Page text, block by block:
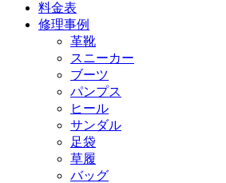
料金表
修理事例
革靴
スニーカー
ブーツ
パンプス
ヒール
サンダル
足袋
草履
バッグ